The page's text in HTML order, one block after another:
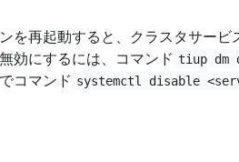
を再起動すると、クラスタサービ
効にするには、コマンド tiup dm
コマンド systemctl disable